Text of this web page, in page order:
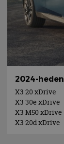
2024-heden
X3 20 xDrive
X3 30e xDrive
X3 M50 xDrive
X3 20d xDrive